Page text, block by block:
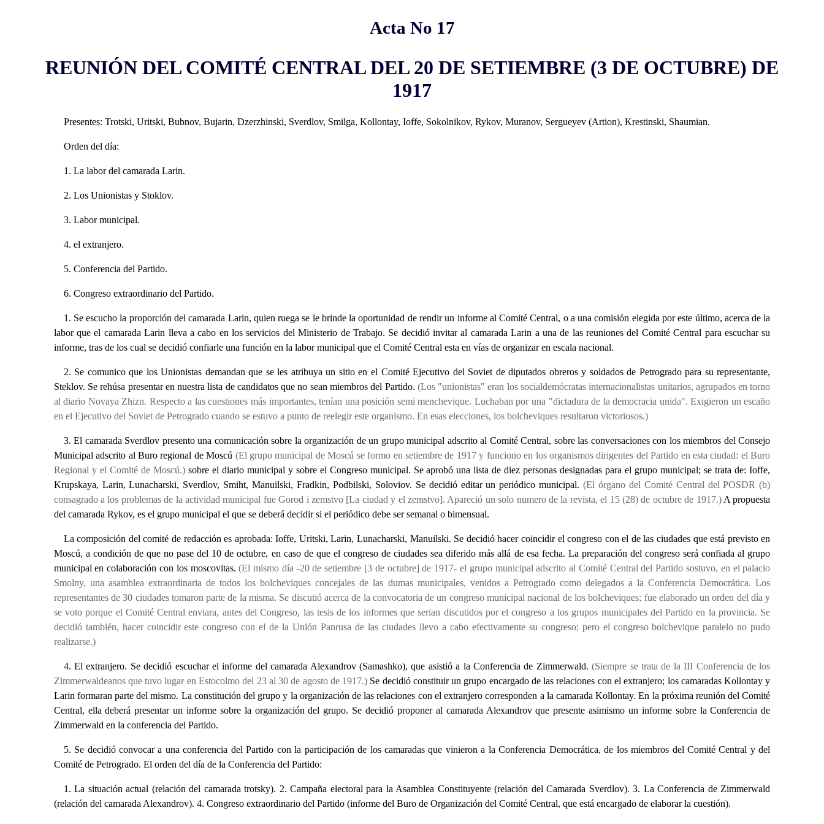
Acta No 17
REUNIÓN DEL COMITÉ CENTRAL DEL 20 DE SETIEMBRE (3 DE OCTUBRE) DE
1917
Presentes: Trotski, Uritski, Bubnov, Bujarin, Dzerzhinski, Sverdlov, Smilga, Kollontay, Ioffe, Sokolnikov, Rykov, Muranov, Sergueyev (Artion), Krestinski, Shaumian.
Orden del día:
1. La labor del camarada Larin.
2. Los Unionistas y Stoklov.
3. Labor municipal.
4. el extranjero.
5. Conferencia del Partido.
6. Congreso extraordinario del Partido.
1. Se escucho la proporción del camarada Larin, quien ruega se le brinde la oportunidad de rendir un informe al Comité Central, o a una comisión elegida por este último, acerca de la
labor que el camarada Larin lleva a cabo en los servicios del Ministerio de Trabajo. Se decidió invitar al camarada Larin a una de las reuniones del Comité Central para escuchar su
informe, tras de los cual se decidió confiarle una función en la labor municipal que el Comité Central esta en vías de organizar en escala nacional.
2. Se comunico que los Unionistas demandan que se les atribuya un sitio en el Comité Ejecutivo del Soviet de diputados obreros y soldados de Petrogrado para su representante,
Steklov. Se rehúsa presentar en nuestra lista de candidatos que no sean miembros del Partido. (Los "unionistas" eran los socialdemócratas internacionalistas unitarios, agrupados en torno
al diario Novaya Zhizn. Respecto a las cuestiones más importantes, tenían una posición semi menchevique. Luchaban por una "dictadura de la democracia unida". Exigieron un escaño
en el Ejecutivo del Soviet de Petrogrado cuando se estuvo a punto de reelegir este organismo. En esas elecciones, los bolcheviques resultaron victoriosos.)
3. El camarada Sverdlov presento una comunicación sobre la organización de un grupo municipal adscrito al Comité Central, sobre las conversaciones con los miembros del Consejo
Municipal adscrito al Buro regional de Moscú (El grupo municipal de Moscú se formo en setiembre de 1917 y funciono en los organismos dirigentes del Partido en esta ciudad: el Buro
Regional y el Comité de Moscú.)sobre el diario municipal y sobre el Congreso municipal. Se aprobó una lista de diez personas designadas para el grupo municipal; se trata de: Ioffe,
Krupskaya, Larin, Lunacharski, Sverdlov, Smiht, Manuilski, Fradkin, Podbilski, Soloviov. Se decidió editar un periódico municipal.(El órgano del Comité Central del POSDR (b)
consagrado a los problemas de la actividad municipal fue Gorod i zemstvo [La ciudad y el zemstvo]. Apareció un solo numero de la revista, el 15 (28) de octubre de 1917.)A propuesta
del camarada Rykov, es el grupo municipal el que se deberá decidir si el periódico debe ser semanal o bimensual.
La composición del comité de redacción es aprobada: Ioffe, Uritski, Larin, Lunacharski, Manuilski. Se decidió hacer coincidir el congreso con el de las ciudades que está previsto en
Moscú, a condición de que no pase del 10 de octubre, en caso de que el congreso de ciudades sea diferido más allá de esa fecha. La preparación del congreso será confiada al grupo
municipal en colaboración con los moscovitas.(El mismo día -20 de setiembre [3 de octubre] de 1917- el grupo municipal adscrito al Comité Central del Partido sostuvo, en el palacio
Smolny, una asamblea extraordinaria de todos los bolcheviques concejales de las dumas municipales, venidos a Petrogrado como delegados a la Conferencia Democrática. Los
representantes de 30 ciudades tomaron parte de la misma. Se discutió acerca de la convocatoria de un congreso municipal nacional de los bolcheviques; fue elaborado un orden del día y
se voto porque el Comité Central enviara, antes del Congreso, las tesis de los informes que serian discutidos por el congreso a los grupos municipales del Partido en la provincia. Se
decidió también, hacer coincidir este congreso con el de la Unión Panrusa de las ciudades llevo a cabo efectivamente su congreso; pero el congreso bolchevique paralelo no pudo
realizarse.)
4. El extranjero. Se decidió escuchar el informe del camarada Alexandrov (Samashko), que asistió a la Conferencia de Zimmerwald.(Siempre se trata de la III Conferencia de los
Zimmerwaldeanos que tuvo lugar en Estocolmo del 23 al 30 de agosto de 1917.) Se decidió constituir un grupo encargado de las relaciones con el extranjero; los camaradas Kollontay y
Larin formaran parte del mismo. La constitución del grupo y la organización de las relaciones con el extranjero corresponden a la camarada Kollontay. En la próxima reunión del Comité
Central, ella deberá presentar un informe sobre la organización del grupo. Se decidió proponer al camarada Alexandrov que presente asimismo un informe sobre la Conferencia de
Zimmerwald en la conferencia del Partido.
5. Se decidió convocar a una conferencia del Partido con la participación de los camaradas que vinieron a la Conferencia Democrática, de los miembros del Comité Central y del
Comité de Petrogrado. El orden del día de la Conferencia del Partido:
1. La situación actual (relación del camarada trotsky). 2. Campaña electoral para la Asamblea Constituyente (relación del Camarada Sverdlov). 3. La Conferencia de Zimmerwald
(relación del camarada Alexandrov). 4. Congreso extraordinario del Partido (informe del Buro de Organización del Comité Central, que está encargado de elaborar la cuestión).